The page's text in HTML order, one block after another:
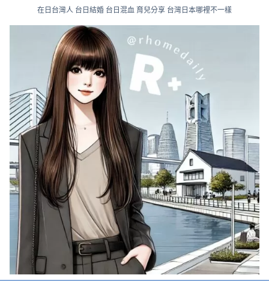
在日台灣人 台日結婚 台日混血 育兒分享 台灣日本哪裡不一樣